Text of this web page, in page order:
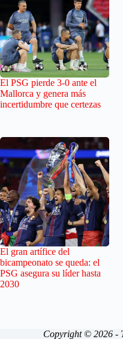
El PSG pierde 3-0 ante el
Mallorca y genera más
incertidumbre que certezas
El gran artífice del
bicampeonato se queda: el
PSG asegura su líder hasta
2030
Copyright © 2026 -